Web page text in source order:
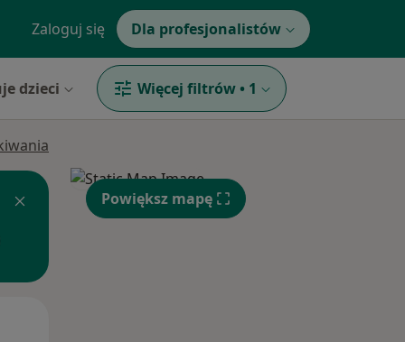
Zaloguj się Dla profesjonalistów
dzieci Więcej filtrów • 1
Powiększ mapę